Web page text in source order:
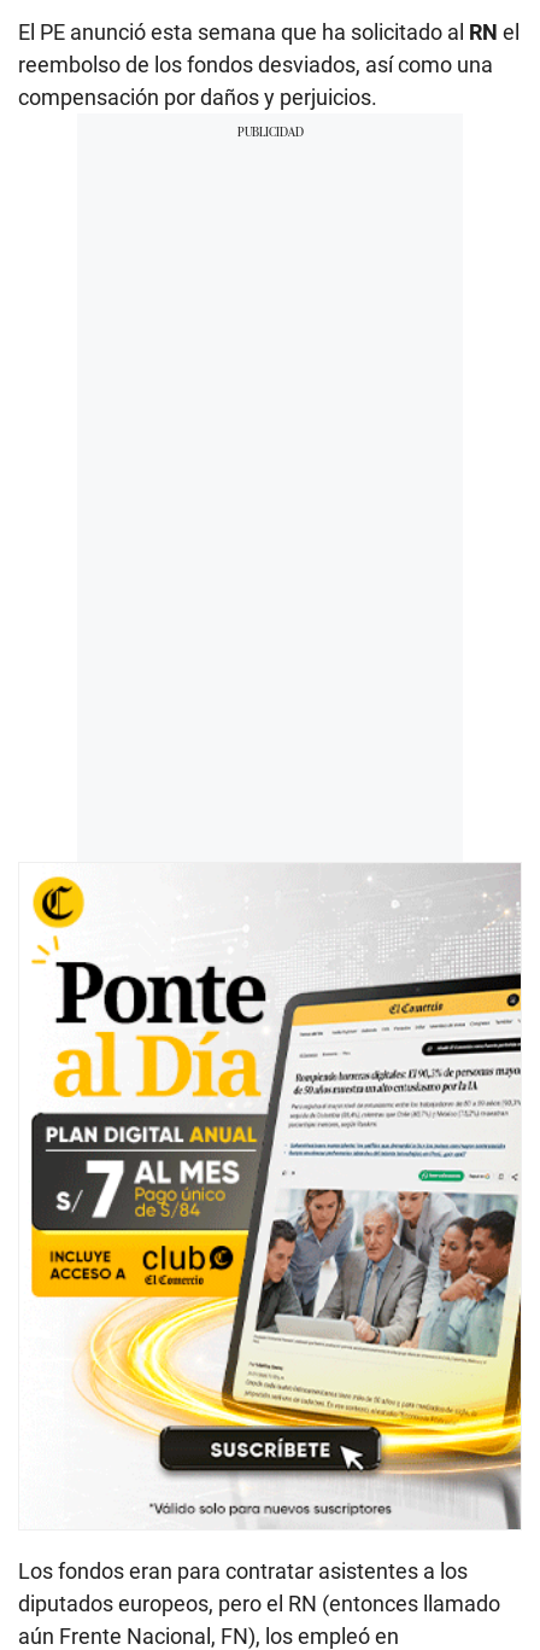
El PE anunció esta semana que ha solicitado al RN el
reembolso de los fondos desviados, así como una
compensación por daños y perjuicios.
Los fondos eran para contratar asistentes a los
diputados europeos, pero el RN (entonces llamado
aún Frente Nacional, FN), los empleó en